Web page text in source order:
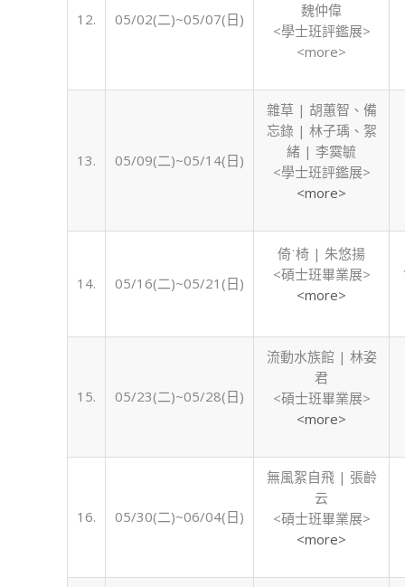
12. 05/02(二)~05/07(日)
魏仲偉
<學士班評鑑展>
<more>
13. 05/09(二)~05/14(日)
雜草 | 胡蕙智、備
忘錄 | 林子瑀、絮
緒 | 李霙毓
<學士班評鑑展>
<more>
14. 05/16(二)~05/21(日)
倚˙椅 | 朱悠揚
<碩士班畢業展>
<more>
15. 05/23(二)~05/28(日)
流動水族館 | 林姿
君
<碩士班畢業展>
<more>
16. 05/30(二)~06/04(日)
無風絮自飛 | 張齡
云
<碩士班畢業展>
<more>